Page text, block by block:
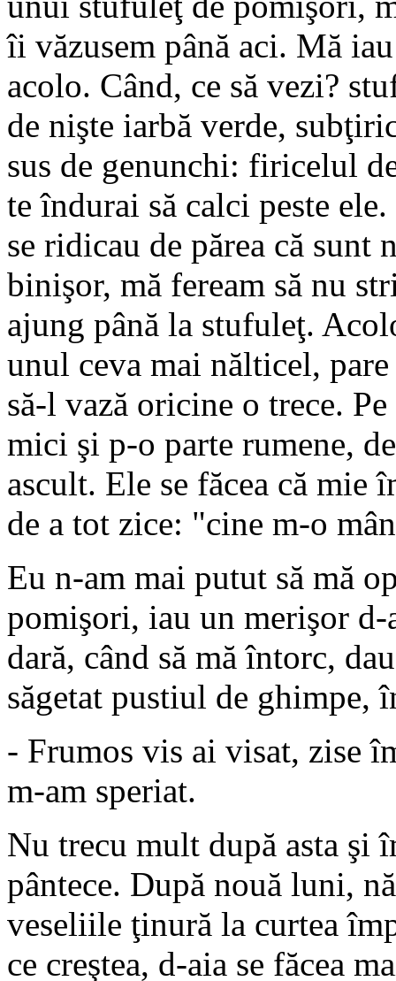
îi văzusem până aci. Mă
acolo. Când, ce să vezi?
de nişte iarbă verde,
sus de genunchi: firicelul
te îndurai să calci peste
se ridicau de părea că sunt
binişor, mă feream să nu
ajung până la stufuleţ.
unul ceva mai nălticel,
să-l vază oricine o trece.
mici şi p-o parte rumene,
ascult. Ele se făcea că mie
de a tot zice: "cine m-o
Eu n-am mai putut să mă
pomişori, iau un merişor
dară, când să mă întorc,
săgetat pustiul de ghimpe,
- Frumos vis ai visat, zise
m-am speriat.
Nu trecu mult după asta şi
pântece. După nouă luni,
veseliile ţinură la curtea
ce creştea, d-aia se făcea